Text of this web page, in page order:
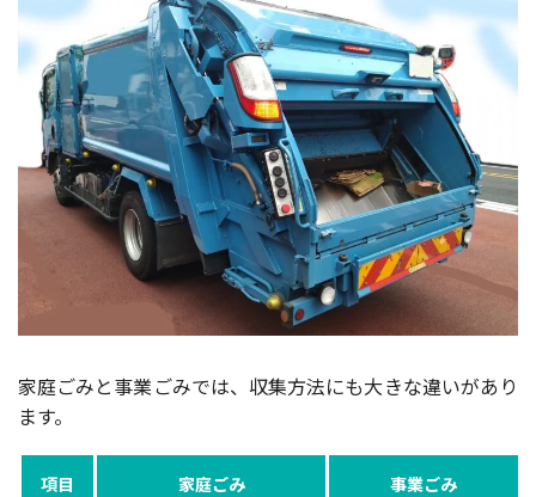
家庭ごみと事業ごみでは、収集方法にも大きな違いがあり
ます。
項目 家庭ごみ 事業ごみ